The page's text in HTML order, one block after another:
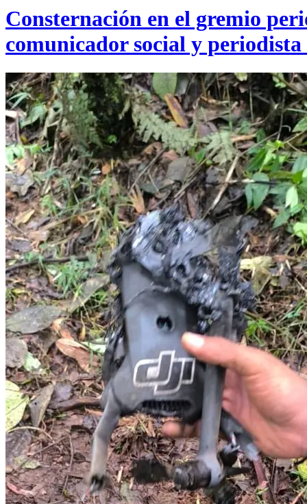
Consternación en el gremio
comunicador social y